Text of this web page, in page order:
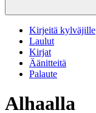
Kirjeitä kylväjille
Laulut
Kirjat
Äänitteitä
Palaute
Alhaalla